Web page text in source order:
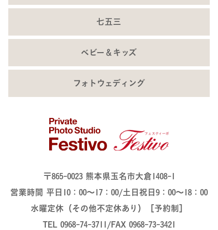
七五三
ベビー＆キッズ
フォトウェディング
〒865-0023 熊本県玉名市大倉1408-1
営業時間 平日10：00～17：00/土日祝日9：00～18：00
水曜定休（その他不定休あり）［予約制］
TEL 0968-74-3711/FAX 0968-73-3421